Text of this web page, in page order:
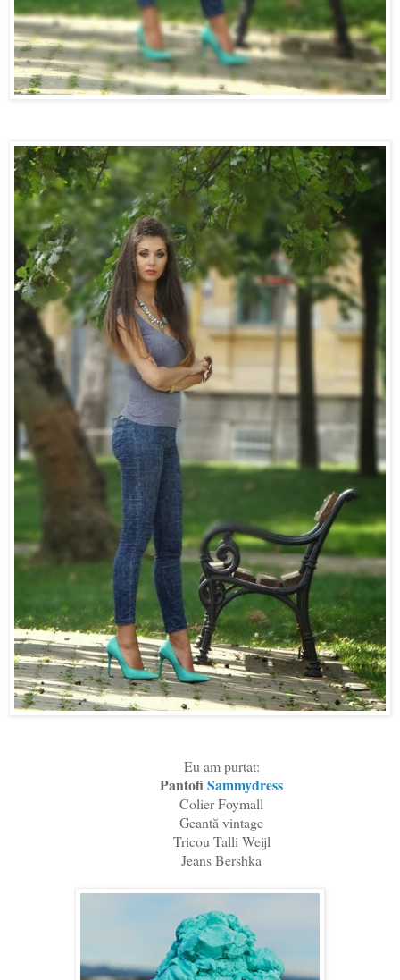
Eu am purtat:
PantofiSammydress
Colier Foymall
Geantă vintage
Tricou Talli Weijl
Jeans Bershka